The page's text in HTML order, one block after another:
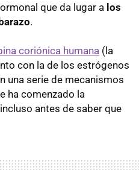
que da lugar a los
.
coriónica humana (la
con la de los estrógenos
una serie de mecanismos
ha comenzado la
antes de saber que